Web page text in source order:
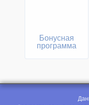
Бонусная
программа